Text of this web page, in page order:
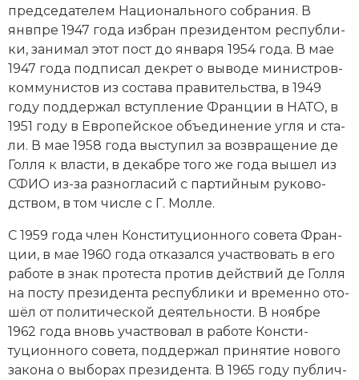
председателем Национального со­б­ра­ния. В
янвпре 1947 года из­бран пре­зи­ден­том рес­пуб­ли­
ки, за­ни­мал этот пост до января 1954 года. В мае
1947 года под­пи­сал дек­рет о вы­во­де ми­ни­ст­ров-
ком­му­ни­стов из со­ста­ва пра­ви­тель­ст­ва, в 1949
году под­дер­жал всту­п­ле­ние Фран­ции в НАТО, в
1951 году в Ев­ро­пей­ское объ­е­ди­не­ние уг­ля и ста­
ли. В мае 1958 года вы­сту­пил за воз­вра­ще­ние де
Гол­ля к вла­сти, в де­каб­ре то­го же го­да вы­шел из
СФИО из-за раз­но­гла­сий с партийным ру­ко­во­
дством, в том числе с Г. Мол­ле.
С 1959 года член Кон­сти­туционного со­ве­та Фран­
ции, в мае 1960 года от­ка­зал­ся уча­ст­во­вать в его
ра­бо­те в знак про­тес­та про­тив дей­ст­вий де Гол­ля
на по­сту пре­зи­ден­та рес­пуб­ли­ки и вре­мен­но ото­
шёл от по­ли­тической дея­тель­но­сти. В но­ябре
1962 года вновь уча­ст­во­вал в ра­бо­те Кон­сти­
туционного со­ве­та, под­дер­жал при­ня­тие но­во­го
за­ко­на о вы­бо­рах пре­зи­ден­та. В 1965 году пуб­лич­